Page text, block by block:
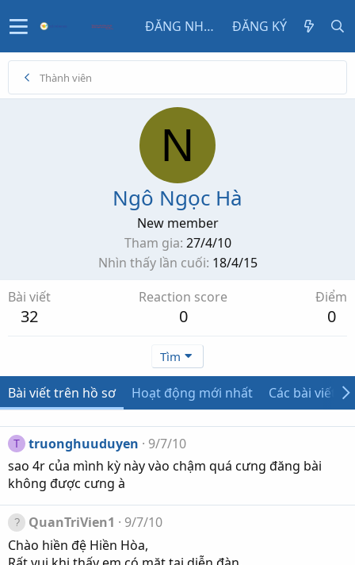
ĐĂNG NHẬP ĐĂNG KÝ
Thành viên
N
Ngô Ngọc Hà
New member
Tham gia 27/4/10
Nhìn thấy lần cuối 18/4/15
Bài viết
32
Reaction score
0
Điểm
0
Tìm
Bài viết trên hồ sơ Hoạt động mới nhất Các bài viết
T truonghuuduyen
9/7/10
sao 4r của mình kỳ này vào chậm quá cưng đăng bài
không được cưng à
QuanTriVien1
9/7/10
Chào hiền đệ Hiền Hòa,